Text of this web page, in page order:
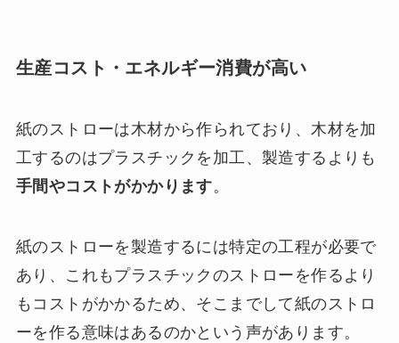
生産コスト・エネルギー消費が高い
紙のストローは木材から作られており、木材を加
工するのはプラスチックを加工、製造するよりも
手間やコストがかかります。
紙のストローを製造するには特定の工程が必要で
あり、これもプラスチックのストローを作るより
もコストがかかるため、そこまでして紙のストロ
ーを作る意味はあるのかという声があります。